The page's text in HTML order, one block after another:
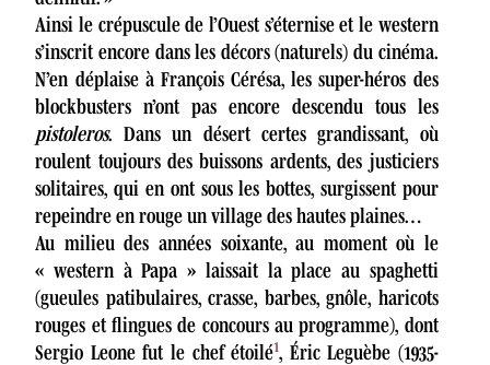
Ainsi le crépuscule de l’Ouest s’éternise et le western
s’inscrit encore dans les décors (naturels) du cinéma.
N’en déplaise à François Cérésa, les super-héros des
blockbusters n’ont pas encore descendu tous les
pistoleros. Dans un désert certes grandissant, où
roulent toujours des buissons ardents, des justiciers
solitaires, qui en ont sous les bottes, surgissent pour
repeindre en rouge un village des hautes plaines…
Au milieu des années soixante, au moment où le
« western à Papa » laissait la place au spaghetti
(gueules patibulaires, crasse, barbes, gnôle, haricots
rouges et flingues de concours au programme), dont
Sergio Leone fut le chef étoilé1, Éric Leguèbe (1935-